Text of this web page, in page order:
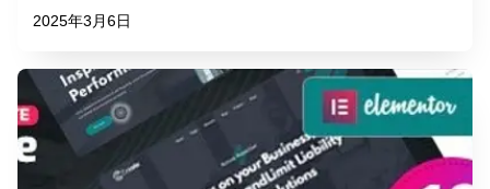
2025年3月6日